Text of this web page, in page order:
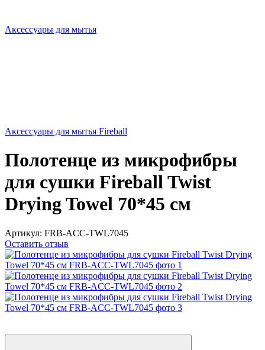
Аксессуары для мытья
Аксессуары для мытья Fireball
Полотенце из микрофибры
для сушки Fireball Twist
Drying Towel 70*45 см
Артикул: FRB-ACC-TWL7045
Оставить отзыв